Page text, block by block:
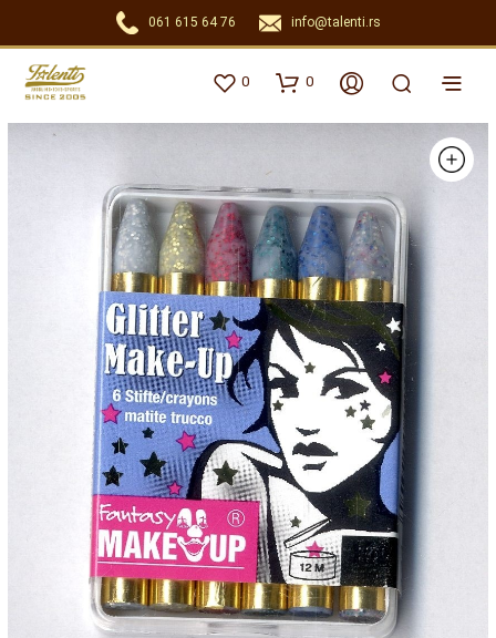
061 615 64 76 info@talenti.rs
0 0